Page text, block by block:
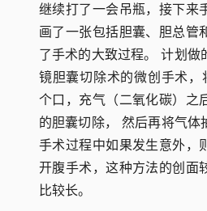
继续打了一会吊瓶，接下来
画了一张包括胆囊、胆总管
了手术的大致过程。 计划做
镜胆囊切除术的微创手术
个口，充气（二氧化碳）之
的胆囊切除， 然后再将气体
手术过程中如果发生意外，
开腹手术，这种方法的创面
比较长。